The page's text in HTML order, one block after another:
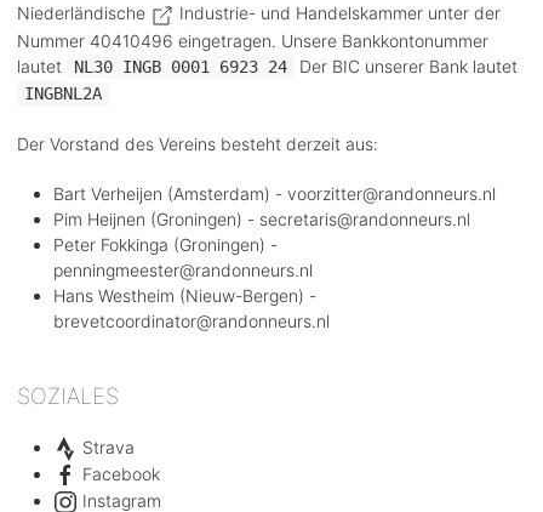
Niederländische
Industrie- und Handelskammer unter der
Nummer 40410496 eingetragen. Unsere Bankkontonummer
lautet
NL30 INGB 0001 6923 24 Der BIC unserer Bank lautet
INGBNL2A
Der Vorstand des Vereins besteht derzeit aus:
Bart Verheijen (Amsterdam) - voorzitter@randonneurs.nl
Pim Heijnen (Groningen) - secretaris@randonneurs.nl
Peter Fokkinga (Groningen) -
penningmeester@randonneurs.nl
Hans Westheim (Nieuw-Bergen) -
brevetcoordinator@randonneurs.nl
SOZIALES
Strava
Facebook
Instagram